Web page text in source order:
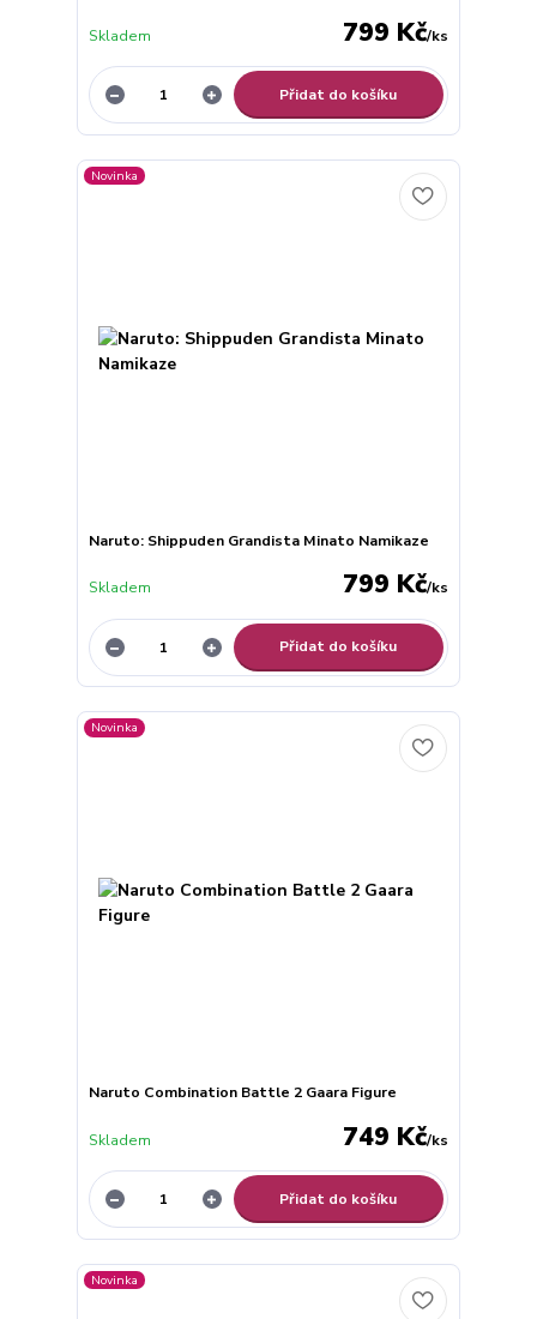
799 Kč/ks
Skladem
Přidat do košíku
Novinka
Naruto: Shippuden Grandista Minato Namikaze
799 Kč/ks
Skladem
Přidat do košíku
Novinka
Naruto Combination Battle 2 Gaara Figure
749 Kč/ks
Skladem
Přidat do košíku
Novinka